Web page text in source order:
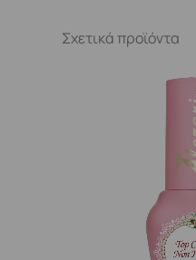
Σχετικά προϊόντα